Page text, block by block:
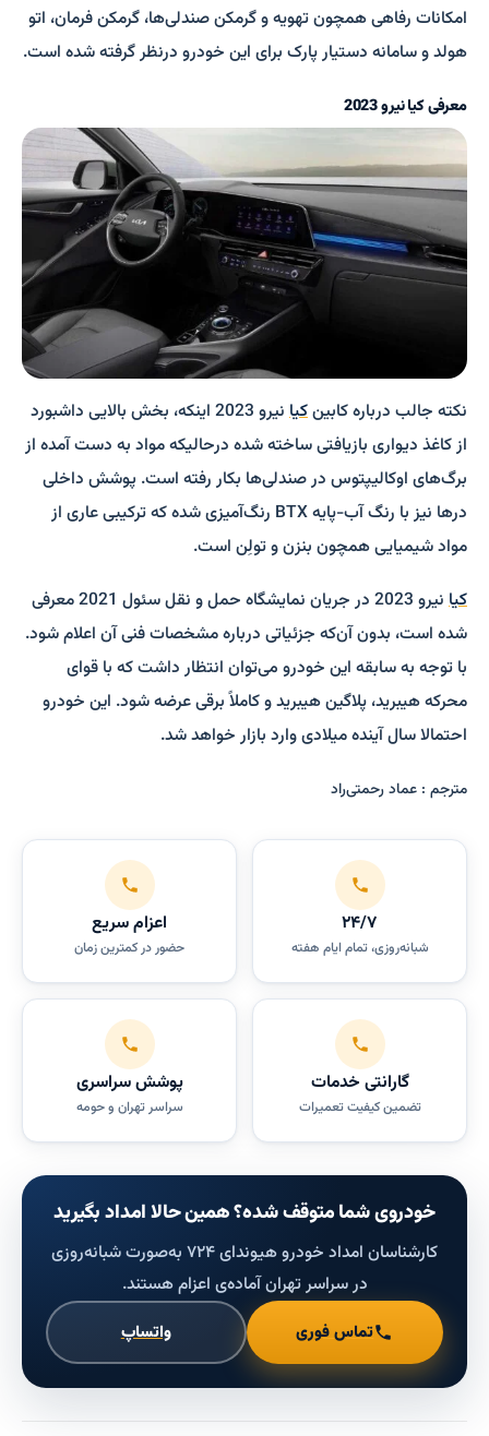
امکانات رفاهی همچون تهویه و گرمکن صندلی­‌ها، گرمکن فرمان، اتو
هولد و سامانه دستیار پارک برای این خودرو درنظر گرفته شده است.
معرفی کیا نیرو 2023
نکته جالب درباره کابینکیا
نیرو 2023 اینکه، بخش بالایی داشبورد
از کاغذ دیواری بازیافتی ساخته شده درحالیکه مواد به دست آمده از
برگ‌های اوکالیپتوس در صندلی­‌ها بکار رفته است. پوشش داخلی
درها نیز با رنگ آب-پایه BTX رنگ‌آمیزی شده که ترکیبی عاری از
مواد شیمیایی همچون بنزن و تولِن است.
کیا
نیرو 2023 در جریان نمایشگاه حمل و نقل سئول 2021 معرفی
شده است، بدون آن‌که جزئیاتی درباره مشخصات فنی آن اعلام شود.
با توجه به سابقه این خودرو می‌­توان انتظار داشت که با قوای
محرکه هیبرید، پلاگین هیبرید و کاملاً برقی عرضه شود. این خودرو
احتمالا سال آینده میلادی وارد بازار خواهد شد.
مترجم : عماد رحمتی‌راد
۲۴/۷
شبانه‌روزی، تمام ایام هفته
اعزام سریع
حضور در کمترین زمان
گارانتی خدمات
تضمین کیفیت تعمیرات
پوشش سراسری
سراسر تهران و حومه
خودروی شما متوقف شده؟ همین حالا امداد بگیرید
کارشناسان امداد خودرو هیوندای ۷۲۴ به‌صورت شبانه‌روزی
در سراسر تهران آماده‌ی اعزام هستند.
تماس فوری واتساپ